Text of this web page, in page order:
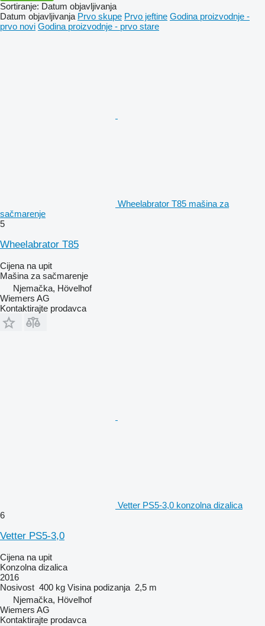
Sortiranje: Datum objavljivanja
Datum objavljivanja Prvo skupe Prvo jeftine Godina proizvodnje -
prvo novi Godina proizvodnje - prvo stare
Wheelabrator T85 mašina za
sačmarenje
5
Wheelabrator T85
Cijena na upit
Mašina za sačmarenje
Njemačka, Hövelhof
Wiemers AG
Kontaktirajte prodavca
Vetter PS5-3,0 konzolna dizalica
6
Vetter PS5-3,0
Cijena na upit
Konzolna dizalica
2016
Nosivost 400 kg Visina podizanja 2,5 m
Njemačka, Hövelhof
Wiemers AG
Kontaktirajte prodavca